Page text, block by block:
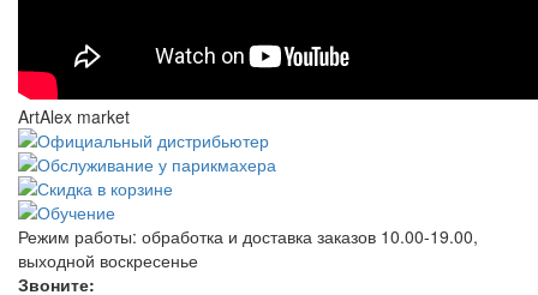
ArtAlex market
Режим работы: обработка и доставка заказов 10.00-19.00,
выходной воскресенье
Звоните: